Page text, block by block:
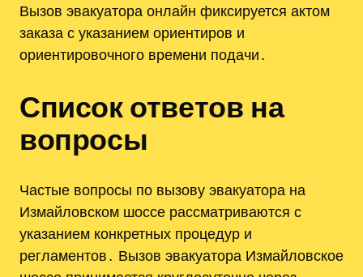
Вызов эвакуатора онлайн фиксируется актом
заказа с указанием ориентиров и
ориентировочного времени подачи․
Список ответов на
вопросы
Частые вопросы по вызову эвакуатора на
Измайловском шоссе рассматриваются с
указанием конкретных процедур и
регламентов․ Вызов эвакуатора Измайловское